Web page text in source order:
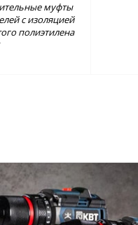
муфты
с изоляцией
полиэтилена